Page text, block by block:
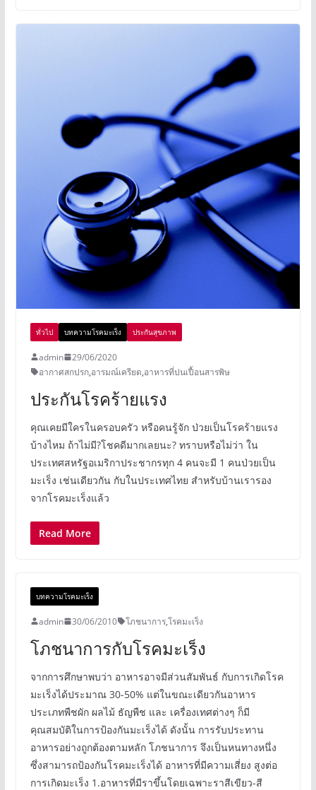
ทั่วไป บทความโรคมะเร็ง ประกันสุขภาพ
admin
29/06/2020
อากาศสกปรก,อารมณ์เครียด,อาหารที่ปนเปื้อนสารพิษ
ประกันโรคร้ายแรง
คุณเคยมีใครในครอบครัว หรือคนรู้จัก ป่วยเป็นโรคร้ายแรง
บ้างไหม ถ้าไม่มี?โชคดีมากเลยนะ? ทราบหรือไม่ว่า ใน
ประเทศสหรัฐอเมริกาประชากรทุก 4 คนจะมี 1 คนป่วยเป็น
มะเร็ง เช่นเดียวกัน กับในประเทศไทย สำหรับบ้านเรารอง
จากโรคมะเร็งแล้ว
Read More
บทความโรคมะเร็ง
admin 30/06/2010 โภชนาการ,โรคมะเร็ง
โภชนาการกับโรคมะเร็ง
จากการศึกษาพบว่า อาหารอาจมีส่วนสัมพันธ์ กับการเกิดโรค
มะเร็งได้ประมาณ 30-50% แต่ในขณะเดียวกันอาหาร
ประเภทพืชผัก ผลไม้ ธัญพืช และ เครื่องเทศต่างๆ ก็มี
คุณสมบัติในการป้องกันมะเร็งได้ ดังนั้น การรับประทาน
อาหารอย่างถูกต้องตามหลัก โภชนาการ จึงเป็นหนทางหนึ่ง
ซึ่งสามารถป้องกันโรคมะเร็งได้ อาหารที่มีความเสี่ยง สูงต่อ
การเกิดมะเร็ง 1.อาหารที่มีราขึ้นโดยเฉพาะราสีเขียว-สี